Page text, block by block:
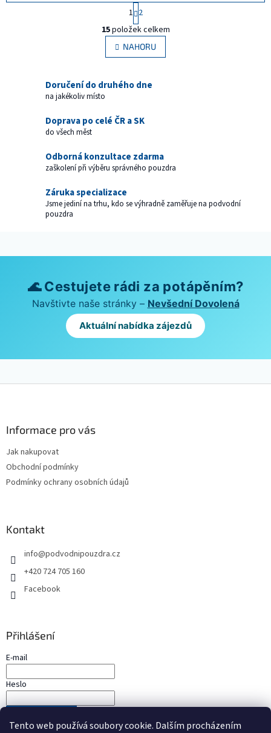
Tento web používá soubory cookie. Dalším procházením
O
v
l
á
a
p
r
y
v
p
i
S
t
r
á
n
k
v
á
1 2
15položek celkem
NAHORU
Doručení do druhého dne
na jakékoliv místo
Doprava po celé ČR a SK
do všech měst
Odborná konzultace zdarma
zaškolení při výběru správného pouzdra
Záruka specializace
Jsme jediní na trhu, kdo se výhradně zaměřuje na podvodní
pouzdra
🌊 Cestujete rádi za potápěním?
Navštivte naše stránky – Nevšední Dovolená
Aktuální nabídka zájezdů
Informace pro vás
Jak nakupovat
Obchodní podmínky
Podmínky ochrany osobních údajů
Kontakt
info@podvodnipouzdra.cz
+420 724 705 160
Facebook
Přihlášení
E-mail
Heslo